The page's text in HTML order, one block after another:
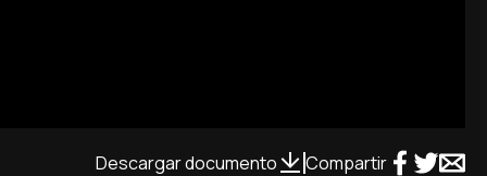
Descargar documento Compartir